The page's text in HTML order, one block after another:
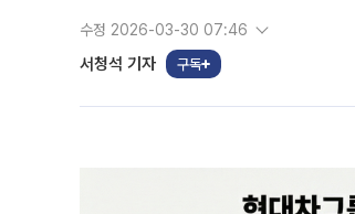
수정 2026-03-30 07:46
서청석 기자 구독